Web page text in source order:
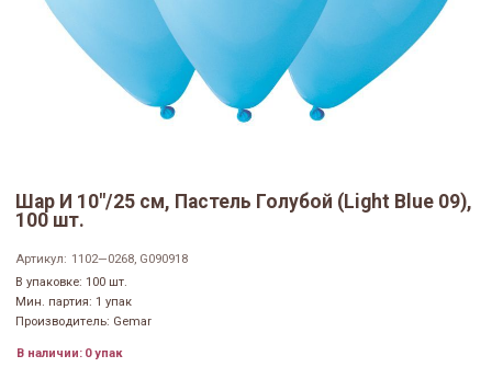
Шар И 10"/25 см, Пастель Голубой (Light Blue 09),
100 шт.
Артикул: 1102—0268, G090918
В упаковке: 100 шт.
Мин. партия: 1 упак
Производитель: Gemar
В наличии: 0 упак